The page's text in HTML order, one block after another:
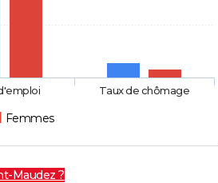
Femmes
Taux de chômage
Maudez ?